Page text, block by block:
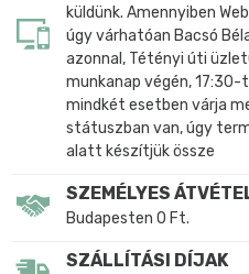
küldünk. Amennyiben
úgy várhatóan Bacsó
azonnal, Tétényi úti
munkanap végén,
mindkét esetben várja
státuszban van, úgy
alatt készítjük össze
SZEMÉLYES
Budapesten 0 Ft.
SZÁLLÍTÁSI DÍJAK